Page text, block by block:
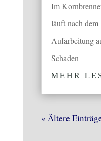
Im
läuft nach
Aufarbeitung
Schaden
MEHR
« Ältere